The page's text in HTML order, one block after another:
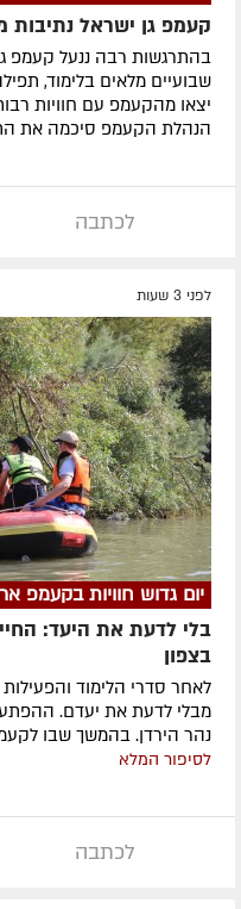
קעמפ גן ישראל נתיבות
בהתרגשות רבה ננעל קעמפ
שבועיים מלאים בלימוד,
יצאו מהקעמפ עם חוויות
הנהלת הקעמפ סיכמה את
לכתבה
לפני 3 שעות
יום גדוש חוויות בקעמפ
בלי לדעת את היעד:
בצפון
לאחר סדרי הלימוד
מבלי לדעת את יעדם.
נהר הירדן. בהמשך שבו
לסיפור המלא
לכתבה